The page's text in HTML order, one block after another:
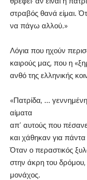
στραβός θανά είμαι.
να πάγω αλλού.»
Λόγια που ηχούν
καιρούς μας, που η
ανθό της ελληνικής
«Πατρίδα, …
αίματα
απ’ αυτούς που πέσανε
και χάθηκαν για
Όταν ο περαστικός
στην άκρη του δρόμου,
μονάχος.